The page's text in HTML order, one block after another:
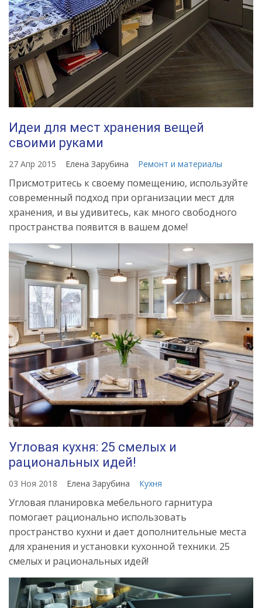
Идеи для мест хранения вещей
своими руками
27 Апр 2015 Елена Зарубина Ремонт и материалы
Присмотритесь к своему помещению, используйте
современный подход при организации мест для
хранения, и вы удивитесь, как много свободного
пространства появится в вашем доме!
Угловая кухня: 25 смелых и
рациональных идей!
03 Ноя 2018 Елена Зарубина Кухня
Угловая планировка мебельного гарнитура
помогает рационально использовать
пространство кухни и дает дополнительные места
для хранения и установки кухонной техники. 25
смелых и рациональных идей!